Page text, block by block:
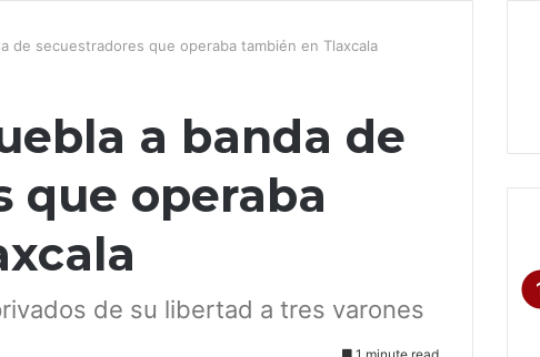
de secuestradores que operaba también en Tlaxcala
a banda de
que operaba
de su libertad a tres varones